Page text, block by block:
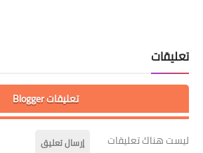
تعليقات
تعليقات Blogger
ليست هناك تعليقات إرسال تعليق